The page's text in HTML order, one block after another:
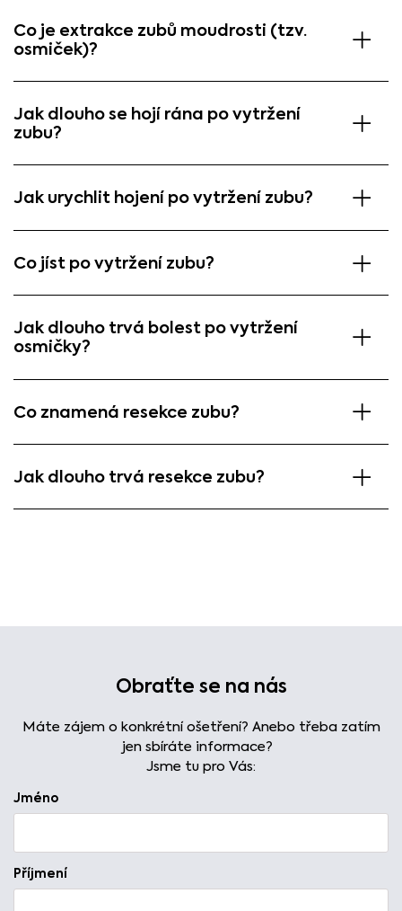
Co je extrakce zubů moudrosti (tzv.
osmiček)?
Jak dlouho se hojí rána po vytržení
zubu?
Jak urychlit hojení po vytržení zubu?
Co jíst po vytržení zubu?
Jak dlouho trvá bolest po vytržení
osmičky?
Co znamená resekce zubu?
Jak dlouho trvá resekce zubu?
Obraťte se na nás
Máte zájem o konkrétní ošetření? Anebo třeba zatím
jen sbíráte informace?
Jsme tu pro Vás:
Jméno
Příjmení